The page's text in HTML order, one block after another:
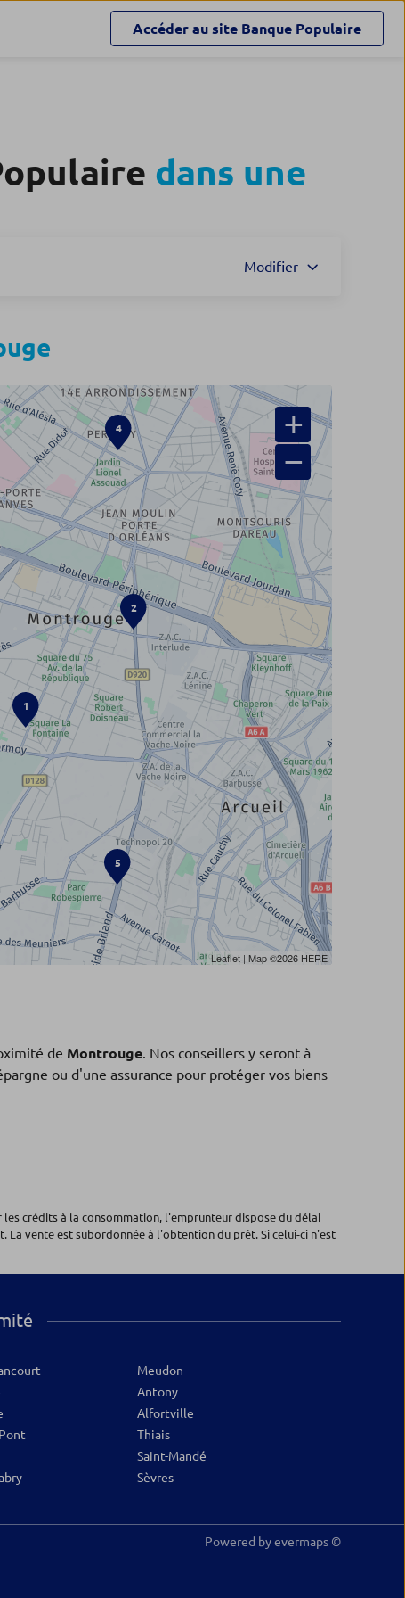
Accéder au site Banque Populaire
dans une
Modifier
4
5
2
1
+
−
Leaflet | Map ©2026 HERE
de Montrouge. Nos conseillers y seront à
ou d'une assurance pour protéger vos biens
crédits à la consommation, l'emprunteur dispose du délai
vente est subordonnée à l'obtention du prêt. Si celui-ci n'est
Meudon
Antony
Alfortville
Thiais
Saint-Mandé
Sèvres
Powered byevermaps ©